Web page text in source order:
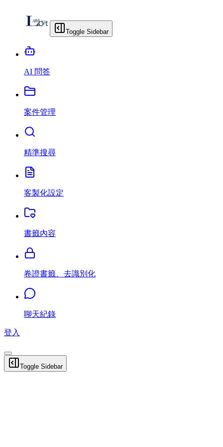
Toggle Sidebar
AI 問答
案件管理
精準搜尋
客製化設定
書籤內容
卷證書籤、去識別化
聊天紀錄
登入
Toggle Sidebar